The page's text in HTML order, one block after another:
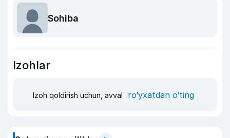
Sohiba
Izohlar
Izoh qoldirish uchun, avval ro‘yxatdan o‘ting